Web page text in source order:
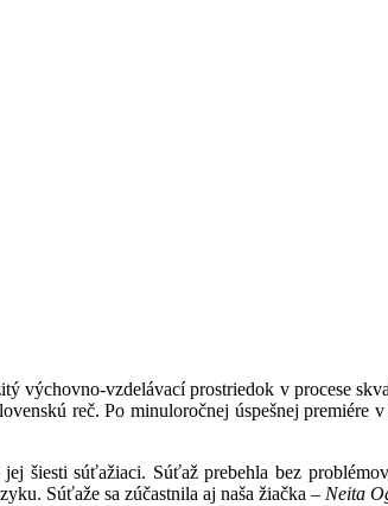
výchovno-vzdelávací prostriedok v procese
reč. Po minuloročnej úspešnej premiére
šiesti súťažiaci. Súťaž prebehla bez
Súťaže sa zúčastnila aj naša žiačka – Neita